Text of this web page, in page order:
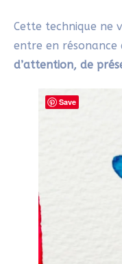
Le Hirameki est
partir de simples
accessible à tous,
l’imaginaire et